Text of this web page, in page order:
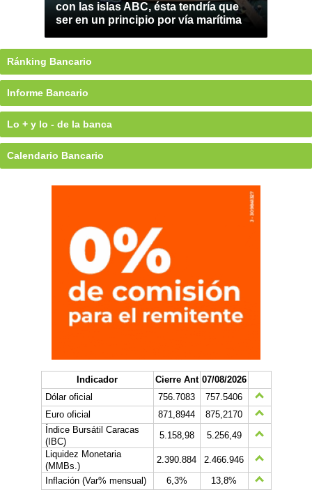
con las islas ABC, ésta tendría que
ser en un principio por vía marítima
Ránking Bancario
Informe Bancario
Lo + y lo - de la banca
Calendario Bancario
Indicador Cierre Ant 07/08/2026
Dólar oficial
756.7083
757.5406
Euro oficial
871,8944
875,2170
Índice Bursátil Caracas
(IBC)
5.158,98
5.256,49
Liquidez Monetaria
(MMBs.)
2.390.884
2.466.946
Inflación (Var% mensual)
6,3%
13,8%